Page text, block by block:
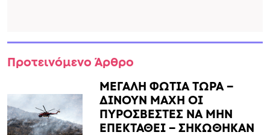
Προτεινόμενο Άρθρο
ΜΕΓΑΛΗ ΦΩΤΙΑ ΤΩΡΑ –
ΔΙΝΟΥΝ ΜΑΧΗ ΟΙ
ΠΥΡΟΣΒΕΣΤΕΣ ΝΑ ΜΗΝ
ΕΠΕΚΤΑΘΕΙ – ΣΗΚΩΘΗΚΑΝ